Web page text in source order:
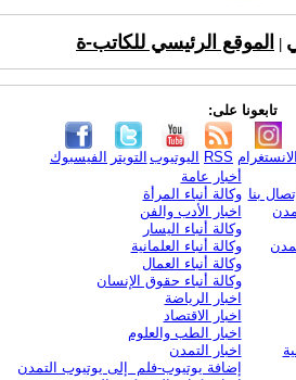
الموقع الرئيسي للكاتب-ة
تابعونا على:
الفيسبوك التويتر اليوتيوب RSS الانستغرام
بنا
أخبار عامة
وكالة أنباء المرأة
اخبار الأدب والفن
وكالة أنباء اليسار
وكالة أنباء العلمانية
وكالة أنباء العمال
وكالة أنباء حقوق الإنسان
اخبار الرياضة
اخبار الاقتصاد
اخبار الطب والعلوم
اخبار التمدن
إضافة يوتيوب-فلم إلى يوتيوب التمدن